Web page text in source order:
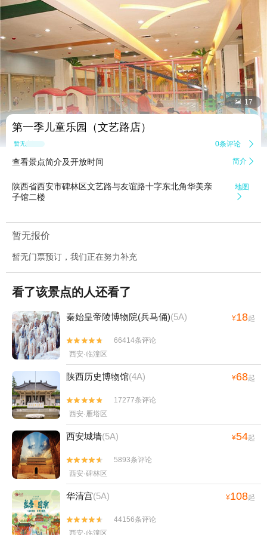
 17
第一季儿童乐园（文艺路店）
暂无点评 0条评论 
查看景点简介及开放时间 简介 
陕西省西安市碑林区文艺路与友谊路十字东北角华美亲
子馆二楼
地图

暂无报价
暂无门票预订，我们正在努力补充
看了该景点的人还看了
秦始皇帝陵博物院(兵马俑)(5A) ¥18起


66414条评论
西安·临潼区
陕西历史博物馆(4A) ¥68起


17277条评论
西安·雁塔区
西安城墙(5A) ¥54起


5893条评论
西安·碑林区
华清宫(5A) ¥108起


44156条评论
